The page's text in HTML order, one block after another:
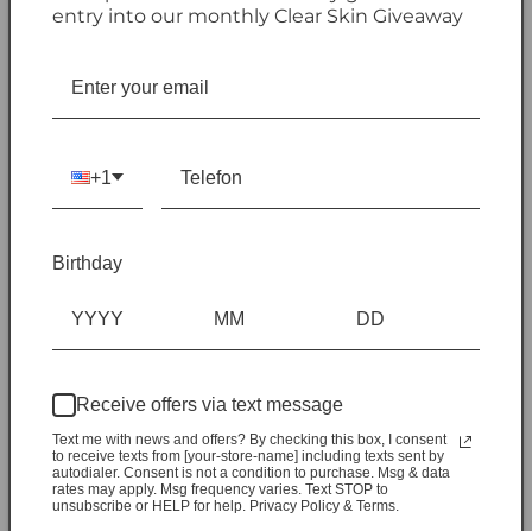
helveticus Rosell®-52 und B. longum Rosell®-175. Mit fünf
veröffentlichten klinischen Studien ist es eine der am umfassendsten
untersuchten Formulierungen für die Darm-Gehirn-Achse und zeigt
Klinische Forschung zu Cerebiome®
die Darm-Gehirn-Verbindung stärkt.
Messaoudi (2010 & 2011) – Psychologische
Modell: Gesunde Erwachsene
Ergebnisse: Verbesserte psychische Gesundheit; grundlegende
entry into our monthly Clear Skin Giveaway
+1
Birthday
Receive offers via text message
Text me with news and offers? By checking this box, I consent
to receive texts from [your-store-name] including texts sent by
autodialer. Consent is not a condition to purchase. Msg & data
rates may apply. Msg frequency varies. Text STOP to
unsubscribe or HELP for help. Privacy Policy & Terms.